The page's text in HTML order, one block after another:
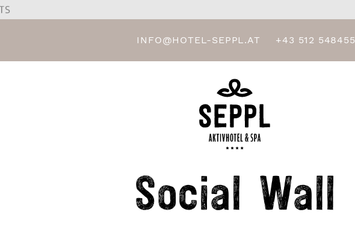
INFO@HOTEL-SEPPL.AT +43 512 548455
Social Wall